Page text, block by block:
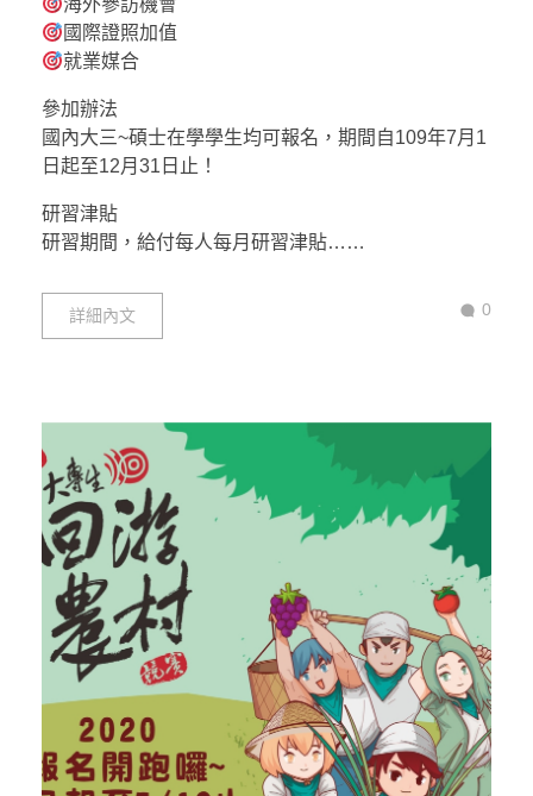
海外參訪機會
國際證照加值
就業媒合
參加辦法
國內大三~碩士在學學生均可報名，期間自109年7月1
日起至12月31日止！
研習津貼
研習期間，給付每人每月研習津貼……
詳細內文 0